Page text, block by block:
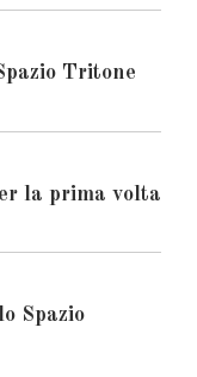
Tritone
la prima volta
Spazio